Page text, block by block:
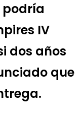
podría
IV
dos años
que